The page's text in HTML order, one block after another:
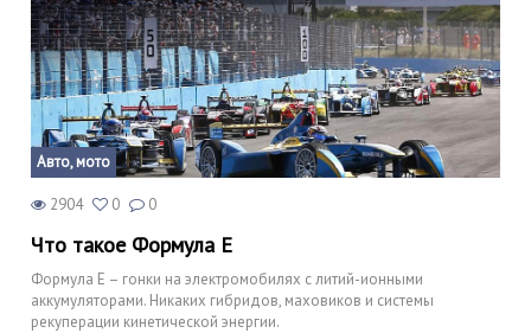
Авто, мото
2904 0 0
Что такое Формула Е
Формула Е – гонки на электромобилях с литий-ионными
аккумуляторами. Никаких гибридов, маховиков и системы
рекуперации кинетической энергии.